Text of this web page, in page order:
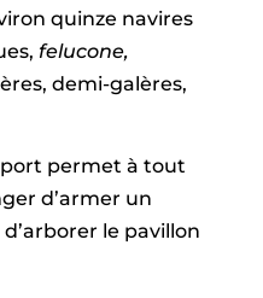
quinze navires
felucone,
demi-galères,
permet à tout
d’armer un
le pavillon